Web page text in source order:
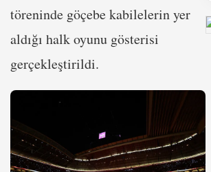
töreninde göçebe kabilelerin yer
aldığı halk oyunu gösterisi
gerçekleştirildi.